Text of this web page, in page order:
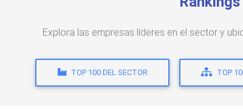
Explora las empresas líderes en el sector y
TOP 100 DEL SECTOR TOP